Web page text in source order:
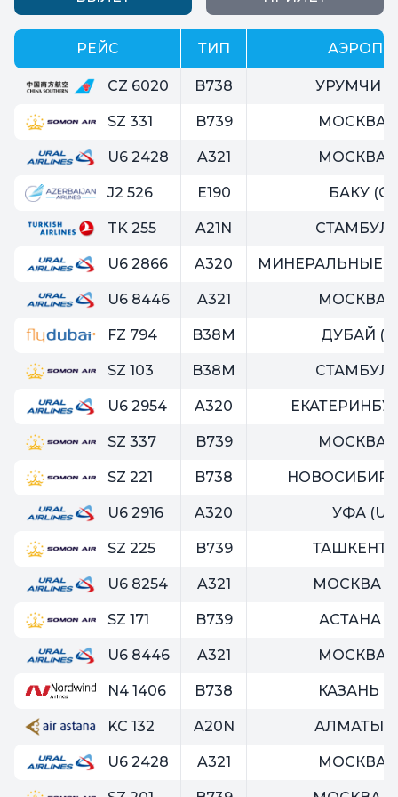
РЕЙС ТИП
CZ 6020 B738 УРУМЧИ
SZ 331 B739 МОСКВА
U6 2428 A321 МОСКВА
J2 526 E190 БАКУ
TK 255 A21N СТАМБУЛ
U6 2866 A320 МИНЕРАЛЬНЫЕ
U6 8446 A321 МОСКВА
FZ 794 B38M ДУБАЙ
SZ 103 B38M СТАМБУЛ
U6 2954 A320
SZ 337 B739 МОСКВА
SZ 221 B738
U6 2916 A320 УФА
SZ 225 B739 ТАШКЕНТ
U6 8254 A321 МОСКВА
SZ 171 B739 АСТАНА
U6 8446 A321 МОСКВА
N4 1406 B738 КАЗАНЬ
KC 132 A20N АЛМАТЫ
U6 2428 A321 МОСКВА